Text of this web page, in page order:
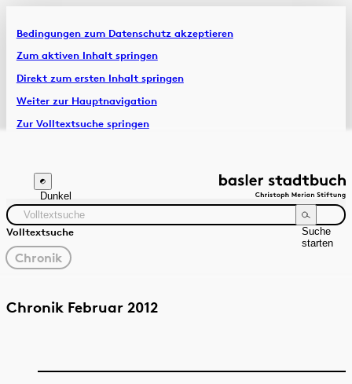
Bedingungen zum Datenschutz akzeptieren
Zum aktiven Inhalt springen
Direkt zum ersten Inhalt springen
Weiter zur Hauptnavigation
Zur Volltextsuche springen
Artikel & Dossiers
Chronik
Dunkel
Volltextsuche
Suche
starten
gewählter
Filter
Chronik
Quelle Zeitraum
Chronik Februar 2012